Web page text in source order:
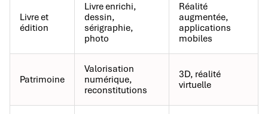
Livre et
édition
Livre enrichi,
dessin,
sérigraphie,
photo
Réalité
augmentée,
applications
mobiles
Patrimoine
Valorisation
numérique,
reconstitutions
3D, réalité
virtuelle